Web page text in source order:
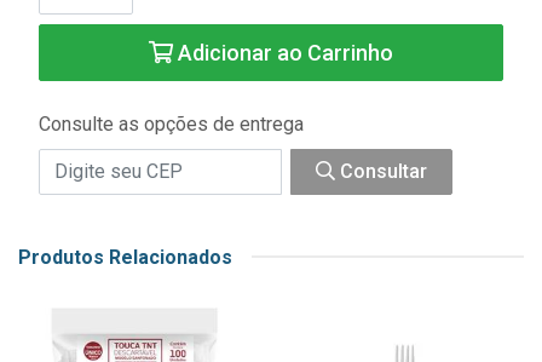
Adicionar ao Carrinho
Consulte as opções de entrega
Consultar
Produtos Relacionados